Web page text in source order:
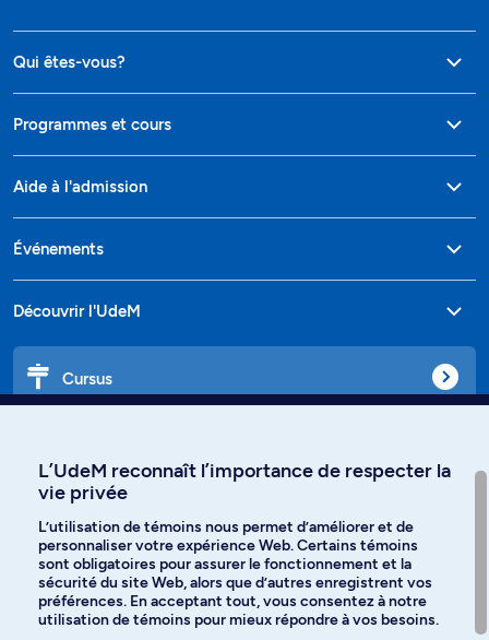
Qui êtes-vous?
Programmes et cours
Aide à l'admission
Événements
Découvrir l'UdeM
Cursus
Langues
Facebook Instagram
L’UdeM reconnaît l’importance de respecter la
vie privée
L’utilisation de témoins nous permet d’améliorer et de
personnaliser votre expérience Web. Certains témoins
sont obligatoires pour assurer le fonctionnement et la
sécurité du site Web, alors que d’autres enregistrent vos
préférences. En acceptant tout, vous consentez à notre
utilisation de témoins pour mieux répondre à vos besoins.